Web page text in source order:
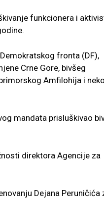
funkcionera i
fronta (DF),
Crne Gore, bivšeg
Amfilohija i
mandata prisluškivao
direktora Agencije za
Dejana Peruničića